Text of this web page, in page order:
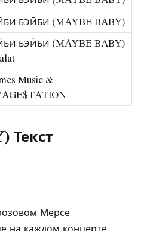
БЭЙБИ (MAYBE BABY)
БЭЙБИ (MAYBE BABY)
Music &
Текст
Мерсе